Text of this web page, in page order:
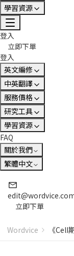
學習資源
登入
立即下單
登入
英文編修
中英翻譯
服務價格
研究工具
學習資源
FAQ
關於我們
繁體中文
立即下單
Wordvice 《Cell